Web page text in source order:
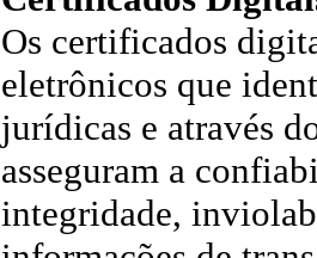
Os certificados
eletrônicos que
jurídicas e através
asseguram a
integridade,